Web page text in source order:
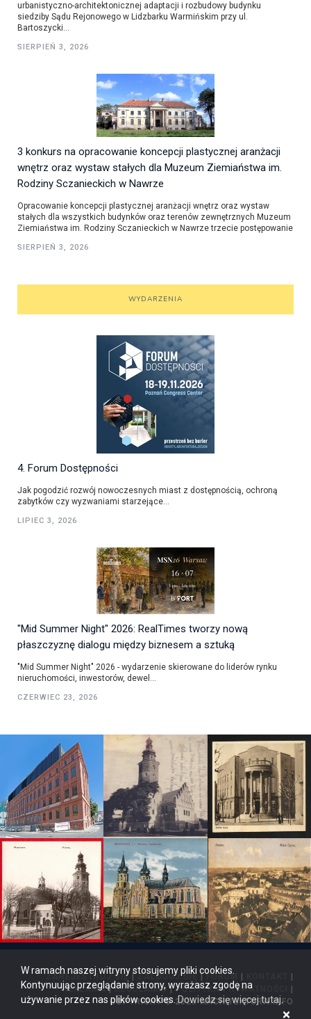
urbanistyczno-architektonicznej adaptacji i rozbudowy budynku
siedziby Sądu Rejonowego w Lidzbarku Warmińskim przy ul.
Bartoszycki...
SIERPIEŃ 3, 2026
3 konkurs na opracowanie koncepcji plastycznej aranżacji
wnętrz oraz wystaw stałych dla Muzeum Ziemiaństwa im.
Rodziny Sczanieckich w Nawrze
Opracowanie koncepcji plastycznej aranżacji wnętrz oraz wystaw
stałych dla wszystkich budynków oraz terenów zewnętrznych Muzeum
Ziemiaństwa im. Rodziny Sczanieckich w Nawrze trzecie postępowanie
SIERPIEŃ 3, 2026
WYDARZENIA
4. Forum Dostępności
Jak pogodzić rozwój nowoczesnych miast z dostępnością, ochroną
zabytków czy wyzwaniami starzejące...
LIPIEC 3, 2026
"Mid Summer Night" 2026: RealTimes tworzy nową
płaszczyznę dialogu między biznesem a sztuką
"Mid Summer Night" 2026 - wydarzenie skierowane do liderów rynku
nieruchomości, inwestorów, dewel...
CZERWIEC 23, 2026
ZAREJESTRUJ SIĘ |ZALOGUJ SIĘ |FORUM |
|
REKLAMA|REGULAMIN |POLITYKA PRYWATNOŚCI
|
COPYRIGHT © 2026 ARCHITEKTURA.INFO
W ramach naszej witryny stosujemy pliki cookies.
Kontynuując przeglądanie strony, wyrażasz zgodę na
używanie przez nas plików cookies.Dowiedz się więcej tutaj.
×